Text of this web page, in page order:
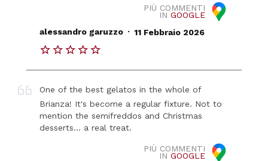
PIÙ COMMENTI
IN GOOGLE
alessandro garuzzo . 11 Febbraio 2026
One of the best gelatos in the whole of
Brianza! It's become a regular fixture. Not to
mention the semifreddos and Christmas
desserts... a real treat.
PIÙ COMMENTI
IN GOOGLE